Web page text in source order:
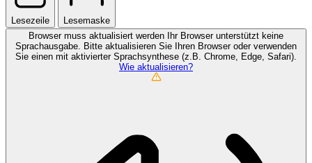
Lesezeile
Lesemaske
Browser muss aktualisiert werden
Ihr Browser unterstützt keine
Sprachausgabe. Bitte aktualisieren Sie Ihren Browser oder verwenden
Sie einen mit aktivierter Sprachsynthese (z.B. Chrome, Edge, Safari).
Wie aktualisieren?